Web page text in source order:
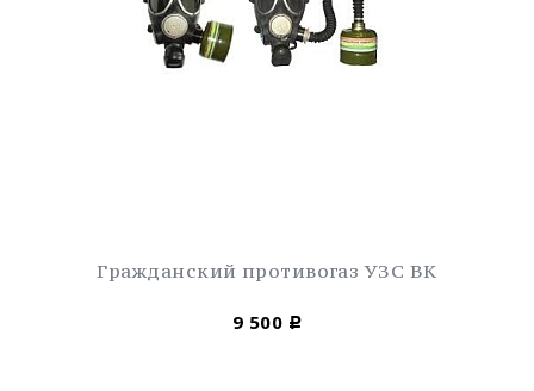
Гражданский противогаз УЗС ВК
9 500 Р